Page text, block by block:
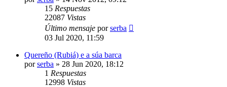
15 Respuestas
22087 Vistas
Último mensaje porserba
03 Jul 2020, 11:59
Quereño (Rubiá) e a súa barca
porserba » 28 Jun 2020, 18:12
1 Respuestas
12998 Vistas